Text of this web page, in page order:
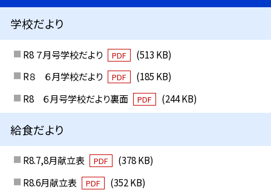
学校だより
R8 ７月号学校だより PDF
(513 KB)
R８ ６月学校だより
PDF
(185 KB)
R8 ６月号学校だより裏面
PDF (244 KB)
給食だより
R8.7,8月献立表 PDF
(378 KB)
R8.6月献立表
PDF
(352 KB)